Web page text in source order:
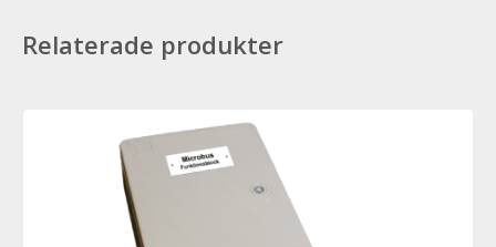
Relaterade produkter